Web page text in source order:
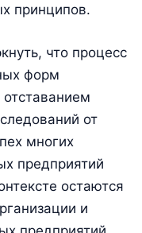
принципов.
что процесс
форм
отставанием
от
многих
предприятий
остаются
и